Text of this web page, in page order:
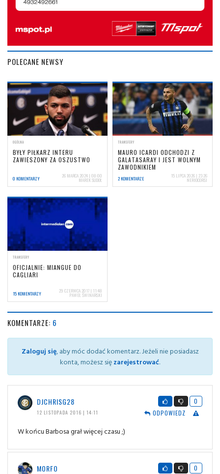
POLECANE NEWSY
OGÓLNA
BYŁY PIŁKARZ INTERU
ZAWIESZONY ZA OSZUSTWO
0 KOMENTARZY 26 MARCA 2024 | 08:00
MAREK SUDOŁ
TRANSFERY
MAURO ICARDI ODCHODZI Z
GALATASARAY I JEST WOLNYM
ZAWODNIKIEM
2 KOMENTARZE 15 LIPCA 2026 | 23:26
NERIOCORSI
TRANSFERY
OFICJALNIE: MIANGUE DO
CAGLIARI
15 KOMENTARZY 29 CZERWCA 2017 | 11:48
PAWEŁ ŚWINARSKI
KOMENTARZE: 6
Zaloguj się, aby móc dodać komentarz. Jeżeli nie posiadasz
konta, możesz sięzarejestrować.
DJCHRISG28
12 LISTOPADA 2016 | 14:11
0
ODPOWIEDZ
W końcu Barbosa grał więcej czasu ;)
MORFO
0